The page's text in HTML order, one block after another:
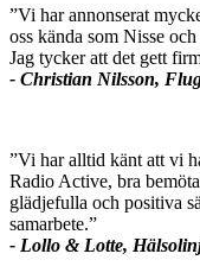
”Vi har annonserat
oss kända som Nisse
Jag tycker att det gett
- Christian Nilsson,
”Vi har alltid känt att vi
Radio Active, bra
glädjefulla och positiva
samarbete.”
- Lollo & Lotte,